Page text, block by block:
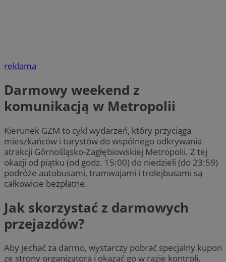
reklama
Darmowy weekend z
komunikacją w Metropolii
Kierunek GZM to cykl wydarzeń, który przyciąga
mieszkańców i turystów do wspólnego odkrywania
atrakcji Górnośląsko-Zagłębiowskiej Metropolii. Z tej
okazji od piątku (od godz. 15:00) do niedzieli (do 23:59)
podróże autobusami, tramwajami i trolejbusami są
całkowicie bezpłatne.
Jak skorzystać z darmowych
przejazdów?
Aby jechać za darmo, wystarczy pobrać specjalny kupon
ze strony organizatora i okazać go w razie kontroli.